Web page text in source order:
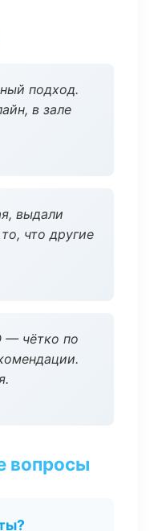
подход.
в зале
выдали
что другие
— чётко по
вопросы